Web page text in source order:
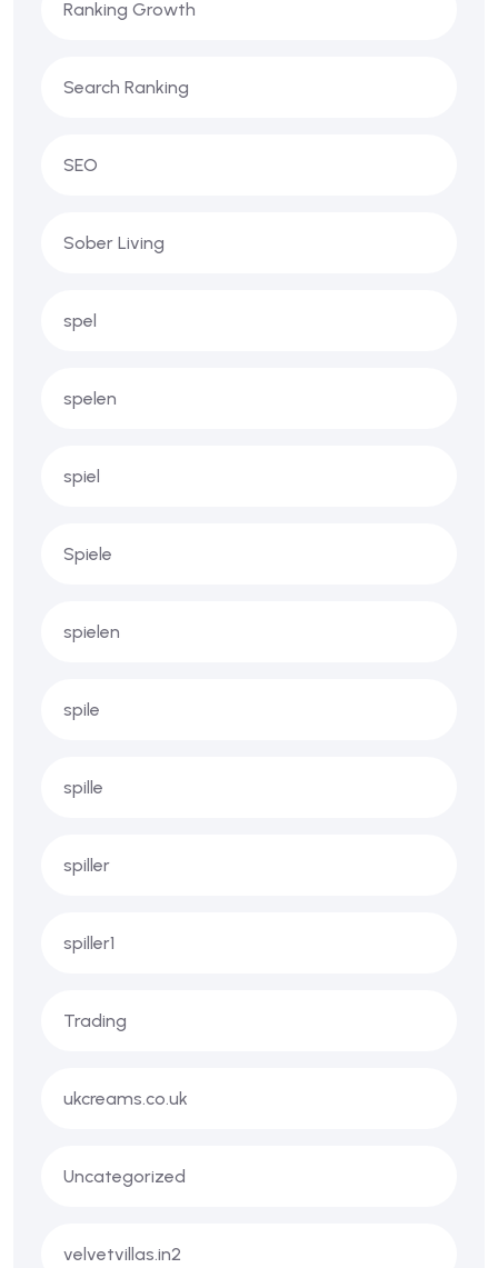
Ranking Growth
Search Ranking
SEO
Sober Living
spel
spelen
spiel
Spiele
spielen
spile
spille
spiller
spiller1
Trading
ukcreams.co.uk
Uncategorized
velvetvillas.in2